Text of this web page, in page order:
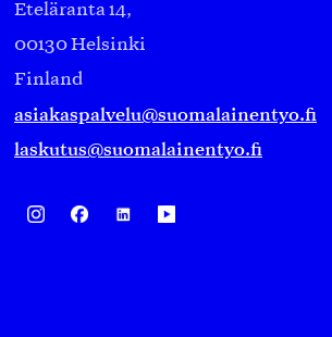
Eteläranta 14,
00130 Helsinki
Finland
asiakaspalvelu@suomalainentyo.fi
laskutus@suomalainentyo.fi